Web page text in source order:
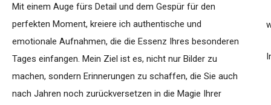
Mit einem Auge fürs Detail und dem Gespür für den
perfekten Moment, kreiere ich authentische und
emotionale Aufnahmen, die die Essenz Ihres besonderen
Tages einfangen. Mein Ziel ist es, nicht nur Bilder zu
machen, sondern Erinnerungen zu schaffen, die Sie auch
nach Jahren noch zurückversetzen in die Magie Ihrer